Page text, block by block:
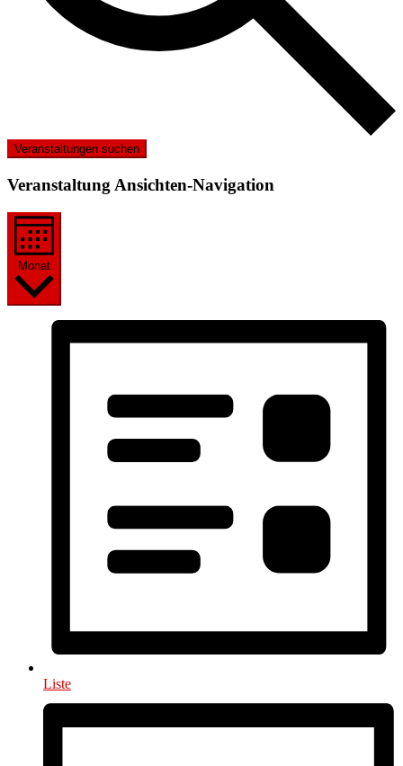
Veranstaltungen suchen
Veranstaltung Ansichten-Navigation
Monat
Liste